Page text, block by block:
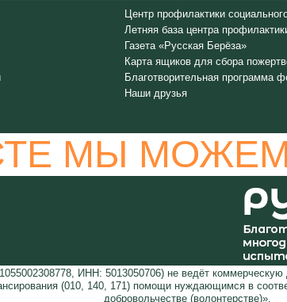
Центр профилактики
Летняя база центра
Газета «Русская Берёза»
Карта ящиков для сбора
Благотворительная программа
Наши друзья
МЫ
ИНН: 5013050706) не ведёт
(010, 140, 171) помощи нуждающимся в
добровольчестве (волонтерстве)».